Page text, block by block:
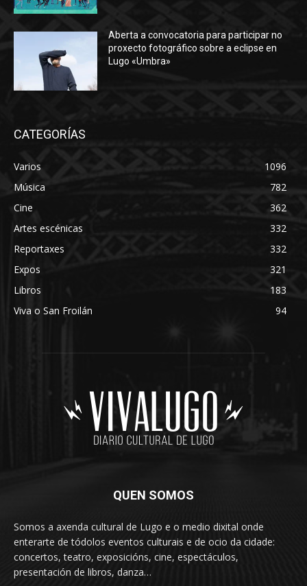
Aberta a convocatoria para participar no
proxecto fotográfico sobre a eclipse en
Lugo «Umbra»
CATEGORÍAS
Varios
1096
Música
782
Cine
362
Artes escénicas
332
Reportaxes
332
Expos
321
Libros
183
Viva o San Froilán
94
QUEN SOMOS
Somos a axenda cultural de Lugo e o medio dixital onde
enterarte de tódolos eventos culturais e de ocio da cidade:
concertos, teatro, exposicións, cine, espectáculos,
presentación de libros, danza…